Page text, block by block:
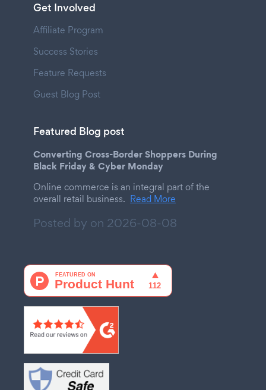
Get Involved
Affiliate Program
Success Stories
Feature Requests
Guest Blog Post
Featured Blog post
Converting Cross-Border Shoppers During
Black Friday & Cyber Monday
Online commerce is an integral part of the
overall retail business. Read More
Posted by on 2026-08-08